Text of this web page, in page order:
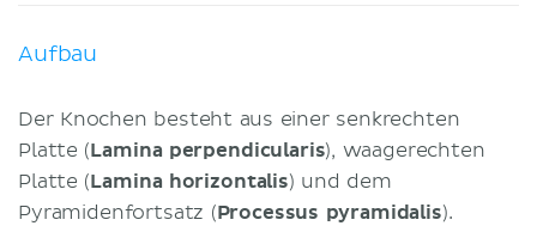
Aufbau
Der Knochen besteht aus einer senkrechten
Platte (Lamina perpendicularis), waagerechten
Platte (Lamina horizontalis) und dem
Pyramidenfortsatz (Processus pyramidalis).